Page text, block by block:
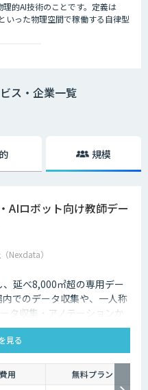
理的AI技術のことです。定義は
いった物理空間で稼働する自律型
ス・企業一覧
規模
AIロボット向け教師デー
Nexdata）
延べ8,000㎡超の専用デー
でのデータ収集や、一人称
タ収集・アノテーションか
に対応した既製データセッ
せる包括的なデータソリュ
見る
用 無料プラン